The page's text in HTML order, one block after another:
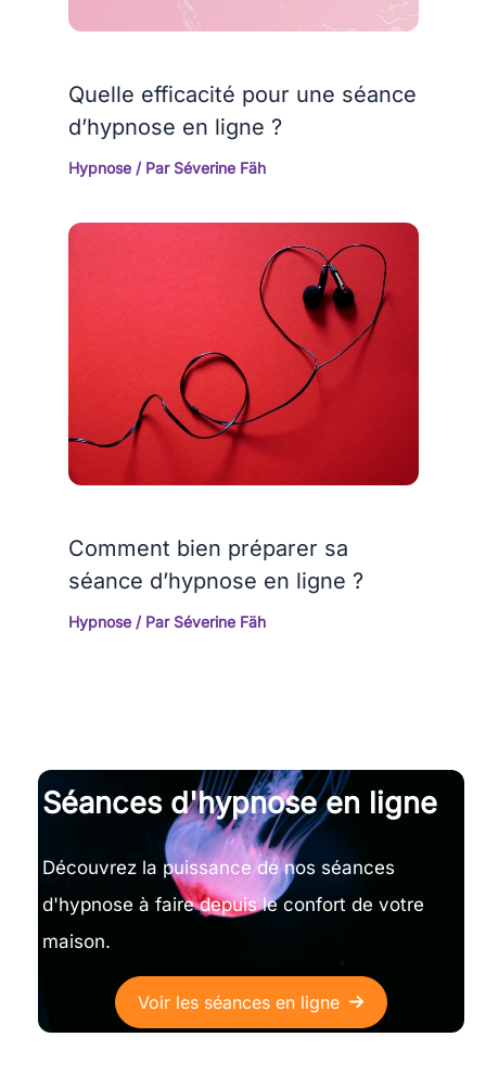
Quelle efficacité pour une séance
d’hypnose en ligne ?
Hypnose/ Par Séverine Fäh
Comment bien préparer sa
séance d’hypnose en ligne ?
Hypnose/ Par Séverine Fäh
Séances d'hypnose en ligne
Découvrez la puissance de nos séances
d'hypnose à faire depuis le confort de votre
maison.
Voir les séances en ligne